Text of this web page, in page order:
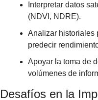
Interpretar datos
(NDVI, NDRE).
Analizar historiales
predecir
Apoyar la toma de
volúmenes de
Desafíos en la